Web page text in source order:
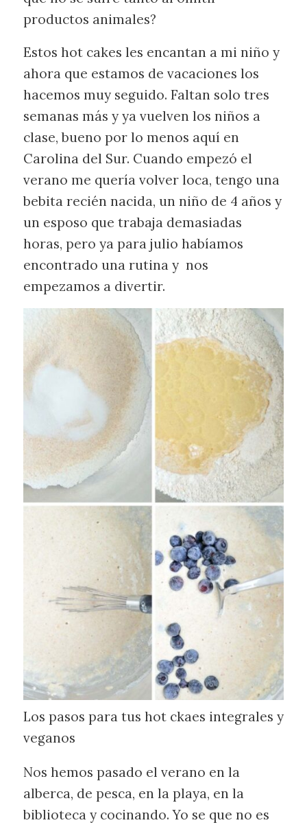
productos animales?
Estos hot cakes les encantan a mi niño y
ahora que estamos de vacaciones los
hacemos muy seguido. Faltan solo tres
semanas más y ya vuelven los niños a
clase, bueno por lo menos aquí en
Carolina del Sur. Cuando empezó el
verano me quería volver loca, tengo una
bebita recién nacida, un niño de 4 años y
un esposo que trabaja demasiadas
horas, pero ya para julio habíamos
encontrado una rutina y nos
empezamos a divertir.
Los pasos para tus hot ckaes integrales y
veganos
Nos hemos pasado el verano en la
alberca, de pesca, en la playa, en la
biblioteca y cocinando. Yo se que no es